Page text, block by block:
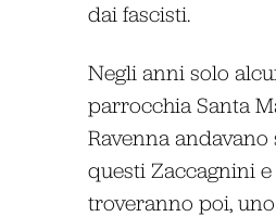
dai fascisti.
Negli anni solo
parrocchia Santa
Ravenna
questi Zaccagnini
troveranno poi,